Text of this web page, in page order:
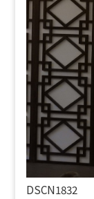
DSCN1832